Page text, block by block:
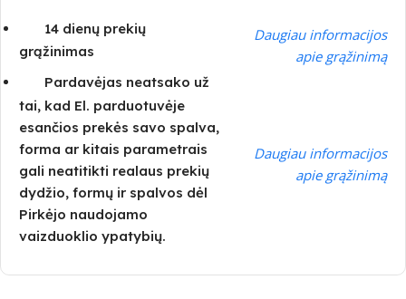
14 dienų prekių
grąžinimas
Daugiau informacijos
apie grąžinimą
Pardavėjas neatsako už
tai, kad El. parduotuvėje
esančios prekės savo spalva,
forma ar kitais parametrais
gali neatitikti realaus prekių
dydžio, formų ir spalvos dėl
Pirkėjo naudojamo
vaizduoklio ypatybių.
Daugiau informacijos
apie grąžinimą